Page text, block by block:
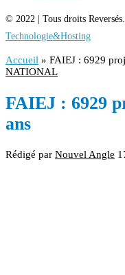
© 2022 | Tous droits
Technologie&Hosting
Accueil » FAIEJ : 6929
NATIONAL
FAIEJ : 6929
ans
Rédigé par Nouvel Angle